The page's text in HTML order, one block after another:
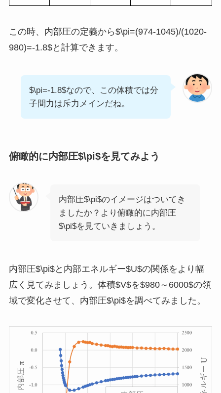
この時、内部圧の定義から$\pi=(974-1045)/(1020-
980)=-1.8$と計算できます。
$\pi=-1.8$なので、この体積では分
子間力は斥力メインだね。
俯瞰的に内部圧$\pi$を見てみよう
内部圧$\pi$のイメージはついてき
ましたか？より俯瞰的に内部圧
$\pi$を見ていきましょう。
内部圧$\pi$と内部エネルギー$U$の関係をより幅
広く見てみましょう。体積$V$を$980～6000$の領
域で変化させて、内部圧$\pi$を調べてみました。